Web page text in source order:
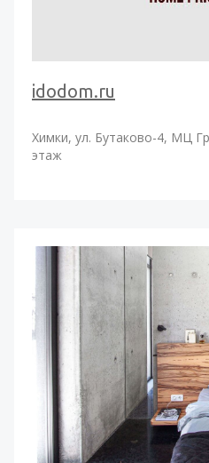
idodom.ru
Химки, ул. Бутаково-4, МЦ
этаж